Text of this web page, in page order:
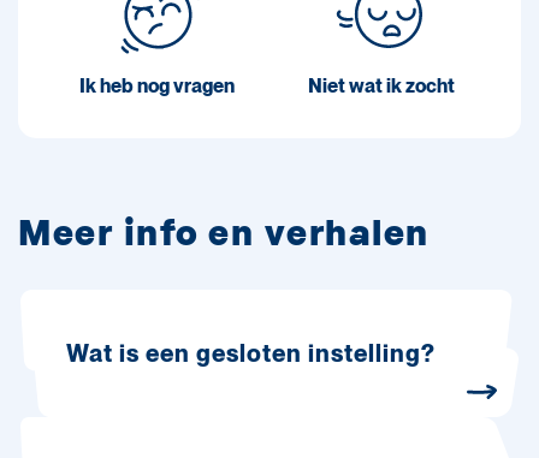
Ik heb nog vragen Niet wat ik zocht
Meer info en verhalen
Wat is een gesloten instelling?